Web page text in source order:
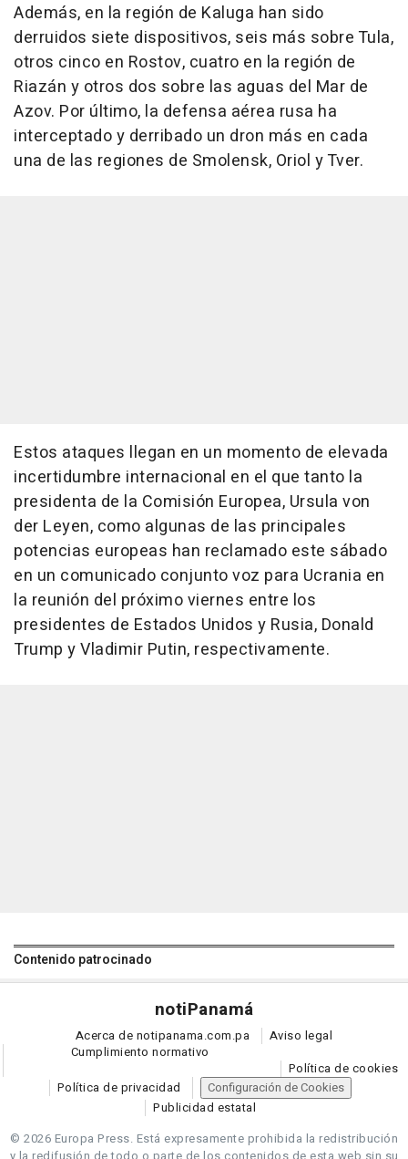
Además, en la región de Kaluga han sido
derruidos siete dispositivos, seis más sobre Tula,
otros cinco en Rostov, cuatro en la región de
Riazán y otros dos sobre las aguas del Mar de
Azov. Por último, la defensa aérea rusa ha
interceptado y derribado un dron más en cada
una de las regiones de Smolensk, Oriol y Tver.
Estos ataques llegan en un momento de elevada
incertidumbre internacional en el que tanto la
presidenta de la Comisión Europea, Ursula von
der Leyen, como algunas de las principales
potencias europeas han reclamado este sábado
en un comunicado conjunto voz para Ucrania en
la reunión del próximo viernes entre los
presidentes de Estados Unidos y Rusia, Donald
Trump y Vladimir Putin, respectivamente.
Contenido patrocinado
notiPanamá
Acerca de notipanama.com.pa
Aviso legal
Cumplimiento normativo
Política de cookies
Política de privacidad
Configuración de Cookies
Publicidad estatal
© 2026 Europa Press. Está expresamente prohibida la redistribución